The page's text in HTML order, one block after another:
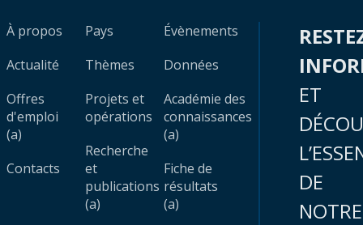
À propos
Actualité
Offres
d'emploi
(a)
Contacts
Pays
Thèmes
Projets et
opérations
Recherche
et
publications
(a)
Évènements
Données
Académie des
connaissances
(a)
Fiche de
résultats
(a)
ET
DE
NOTRE